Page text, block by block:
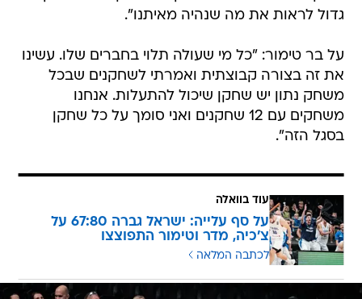
גדול לראות את מה שנהיה מאיתנו".
על בר טימור: "כל מי שעולה תלוי בחברים שלו. עשינו
את זה בצורה קבוצתית ואמרתי לשחקנים שבכל
משחק נתון יש שחקן שיכול להתעלות. אנחנו
משחקים עם 12 שחקנים ואני סומך על כל שחקן
בסגל הזה".
עוד בוואלה
על סף עלייה: ישראל גברה 67:80 על
צ'כיה, מדר וטימור התפוצצו
לכתבה המלאה